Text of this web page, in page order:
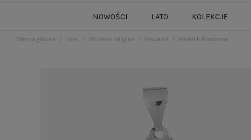
NOWOŚCI LATO KOLEKCJE
Strona główna Inne Biżuteria religijna Medaliki Medalik Madonna